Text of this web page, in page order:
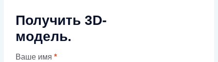
Получить 3D-
модель.
Ваше имя *